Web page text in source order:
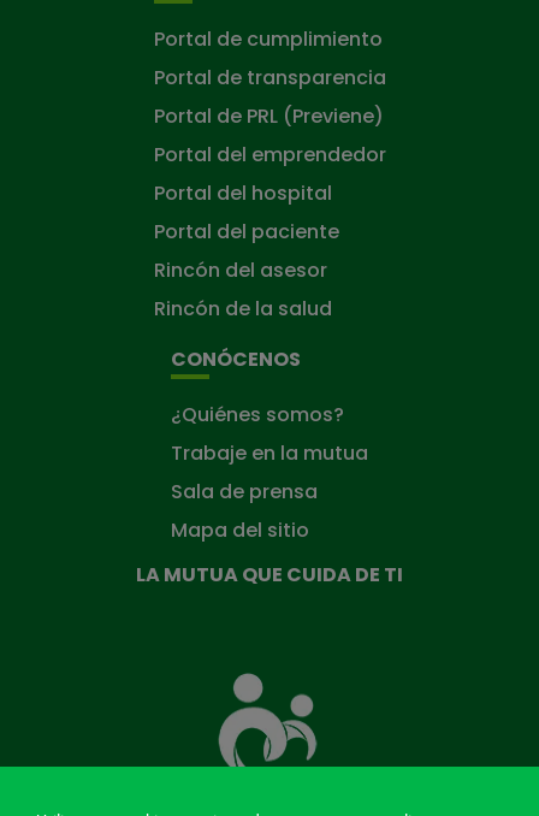
Portal de cumplimiento
Portal de transparencia
Portal de PRL (Previene)
Portal del emprendedor
Portal del hospital
Portal del paciente
Rincón del asesor
Rincón de la salud
CONÓCENOS
¿Quiénes somos?
Trabaje en la mutua
Sala de prensa
Mapa del sitio
LA MUTUA QUE CUIDA DE TI
Mutua
que
cuida
de